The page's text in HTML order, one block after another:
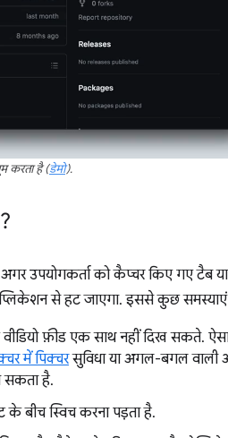
करता है (डेमो).
उपयोगकर्ता को कैप्चर किए गए टैब
से हट जाएगा. इससे कुछ
वीडियो फ़ीड एक साथ नहीं दिख सकते.
में पिक्चरसुविधा या अगल-बगल वाली
सकता है.
के बीच स्विच करना पड़ता है.